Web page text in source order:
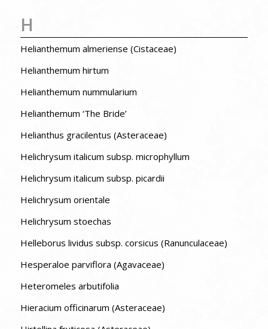
H
Helianthemum almeriense (Cistaceae)
Helianthemum hirtum
Helianthemum nummularium
Helianthemum ‘The Bride’
Helianthus gracilentus (Asteraceae)
Helichrysum italicum subsp. microphyllum
Helichrysum italicum subsp. picardii
Helichrysum orientale
Helichrysum stoechas
Helleborus lividus subsp. corsicus (Ranunculaceae)
Hesperaloe parviflora (Agavaceae)
Heteromeles arbutifolia
Hieracium officinarum (Asteraceae)